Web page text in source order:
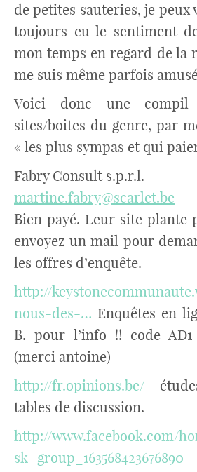
de petites sauteries, je peux
toujours eu le sentiment
mon temps en regard de la
me suis même parfois
Voici donc une compil
sites/boites du genre, par
« les plus sympas et qui
Fabry Consult s.p.r.l.
martine.fabry@scarlet.be
Bien payé. Leur site plante
envoyez un mail pour
les offres d’enquête.
http://
nous-des-… Enquêtes en
B. pour l’info !! code
(merci antoine)
http://fr.opinions.be/
tables de discussion.
http://www.facebook.com/
sk=group_163568423676890